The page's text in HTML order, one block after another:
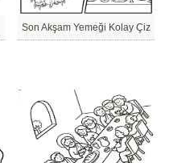
Son Akşam Yemeği Kolay Çiz